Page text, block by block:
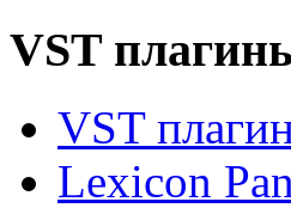
VST
VST
Lexicon